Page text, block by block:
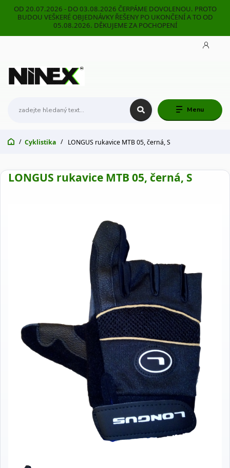
OD 20.07.2026 - DO 03.08.2026 ČERPÁME DOVOLENOU. PROTO
BUDOU VEŠKERÉ OBJEDNÁVKY ŘEŠENY PO UKONČENÍ A TO OD
05.08.2026. DĚKUJEME ZA POCHOPENÍ
Menu
Cyklistika LONGUS rukavice MTB 05, černá, S
LONGUS rukavice MTB 05, černá, S